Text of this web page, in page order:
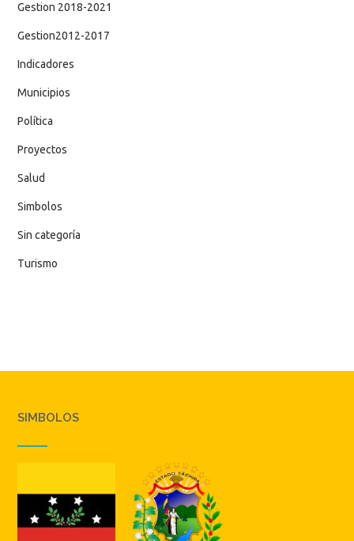
Gestion 2018-2021
Gestion2012-2017
Indicadores
Municipios
Política
Proyectos
Salud
Simbolos
Sin categoría
Turismo
SIMBOLOS